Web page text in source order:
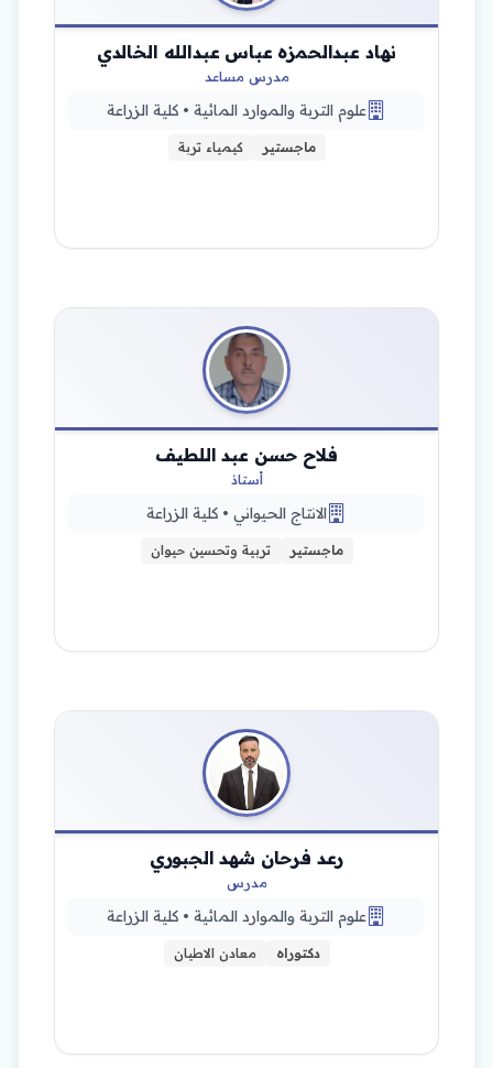
نهاد عبدالحمزه عباس عبدالله الخالدي
مدرس مساعد
علوم التربة والموارد المائية • كلية الزراعة
ماجستير كيمياء تربة
فلاح حسن عبد اللطيف
أستاذ
الانتاج الحيواني • كلية الزراعة
ماجستير تربية وتحسين حيوان
رعد فرحان شهد الجبوري
مدرس
علوم التربة والموارد المائية • كلية الزراعة
دكتوراه معادن الاطيان